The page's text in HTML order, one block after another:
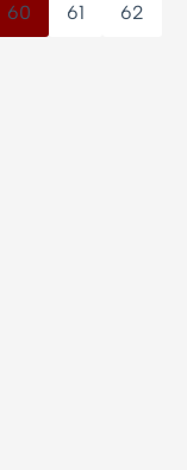
60 61 62